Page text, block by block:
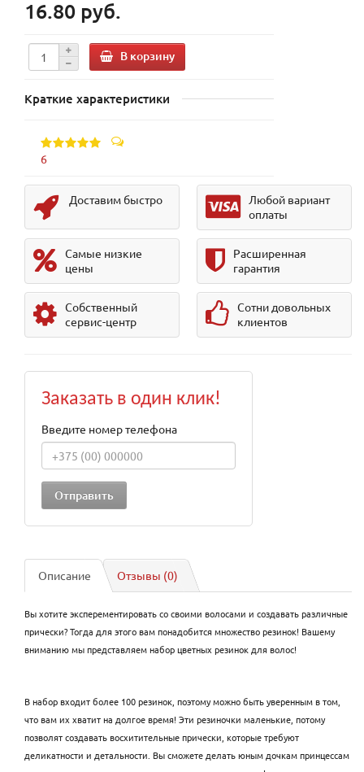
16.80 руб.
В корзину
Краткие характеристики
6
Доставим быстро
Любой вариант
оплаты
Самые низкие
цены
Расширенная
гарантия
Собственный
сервис-центр
Сотни довольных
клиентов
Заказать в один клик!
Введите номер телефона
Описание Отзывы (0)
Вы хотите эксперементировать со своими волосами и создавать различные
прически? Тогда для этого вам понадобится множество резинок! Вашему
вниманию мы представляем набор цветных резинок для волос!
В набор входит более 100 резинок, поэтому можно быть уверенным в том,
что вам их хватит на долгое время! Эти резиночки маленькие, потому
позволят создавать восхитительные прически, которые требуют
деликатности и детальности. Вы сможете делать юным дочкам принцессам